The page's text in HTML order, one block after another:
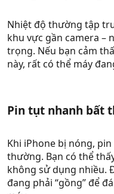
Nhiệt độ thường tập
khu vực gần camera –
trọng. Nếu bạn cảm
này, rất có thể máy
Pin tụt nhanh bất
Khi iPhone bị nóng,
thường. Bạn có thể
không sử dụng nhiều.
đang phải “gồng” để